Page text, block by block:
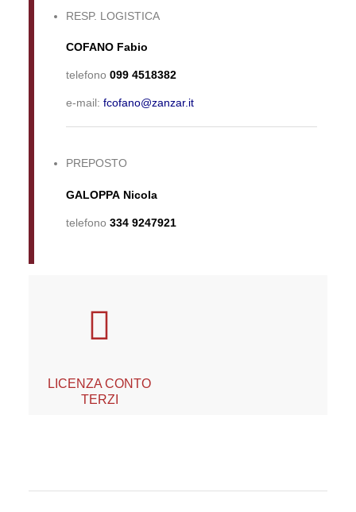
RESP. LOGISTICA
COFANO Fabio
telefono099 4518382
e-mail:fcofano@zanzar.it
PREPOSTO
GALOPPA Nicola
telefono334 9247921
LICENZA CONTO
TERZI